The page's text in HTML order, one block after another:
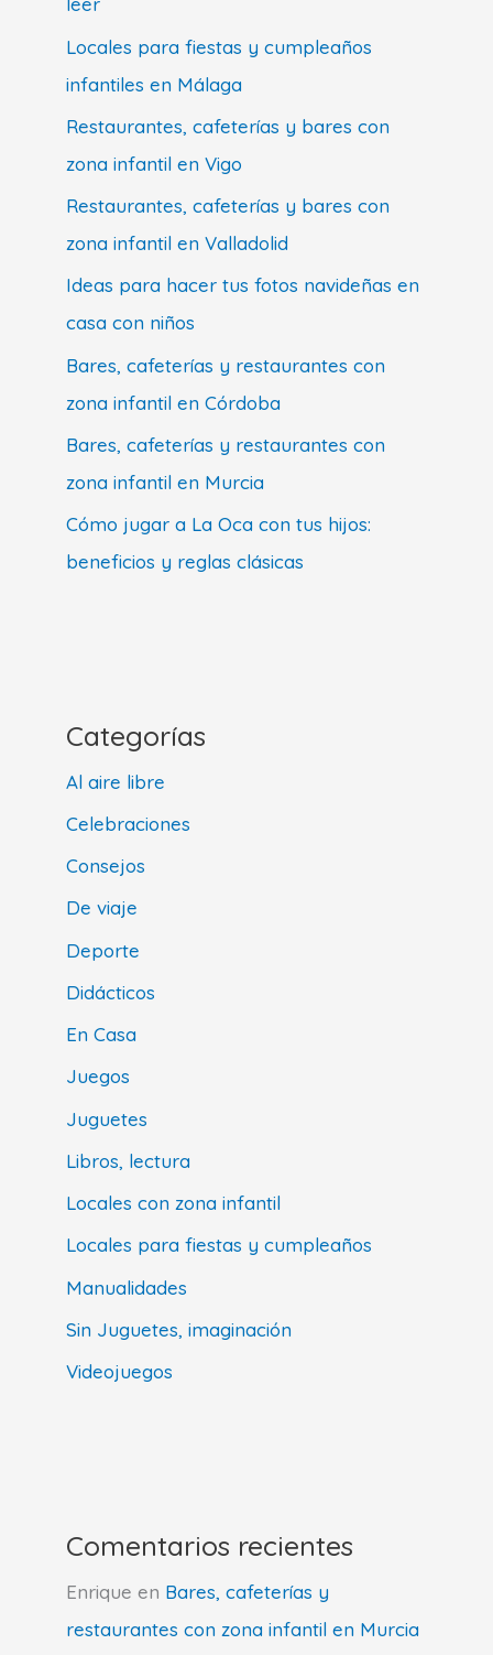
Locales para fiestas y cumpleaños
infantiles en Málaga
Restaurantes, cafeterías y bares con
zona infantil en Vigo
Restaurantes, cafeterías y bares con
zona infantil en Valladolid
Ideas para hacer tus fotos navideñas en
casa con niños
Bares, cafeterías y restaurantes con
zona infantil en Córdoba
Bares, cafeterías y restaurantes con
zona infantil en Murcia
Cómo jugar a La Oca con tus hijos:
beneficios y reglas clásicas
Categorías
Al aire libre
Celebraciones
Consejos
De viaje
Deporte
Didácticos
En Casa
Juegos
Juguetes
Libros, lectura
Locales con zona infantil
Locales para fiestas y cumpleaños
Manualidades
Sin Juguetes, imaginación
Videojuegos
Comentarios recientes
Enrique en Bares, cafeterías y
restaurantes con zona infantil en Murcia